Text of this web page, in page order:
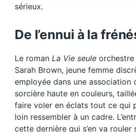
sérieux.
De l’ennui à la
Le roman La Vie seule
Sarah Brown, jeune femme
employée dans une association
sorcière haute en couleurs,
faire voler en éclats tout ce qui
loin ressembler à un cadre.
cette dernière qui s’en va rouler